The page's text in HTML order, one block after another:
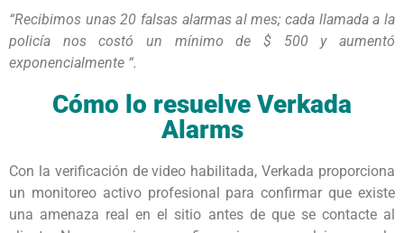
“Recibimos unas 20 falsas alarmas al mes; cada llamada a la
policía nos costó un mínimo de $ 500 y aumentó
exponencialmente “.
Cómo lo resuelve Verkada
Alarms
Con la verificación de video habilitada, Verkada proporciona
un monitoreo activo profesional para confirmar que existe
una amenaza real en el sitio antes de que se contacte al